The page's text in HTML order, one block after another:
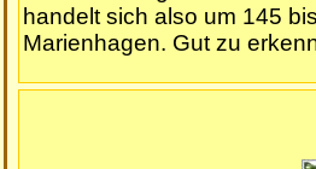
handelt sich also um 145
Marienhagen. Gut zu